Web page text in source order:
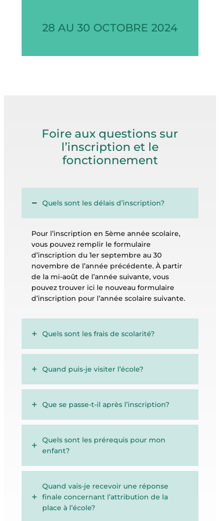
28 AU 30 OCTOBRE 2024
Foire aux questions sur
l’inscription et le
fonctionnement
Quels sont les délais d’inscription?
Pour l’inscription en 5ème année scolaire,
vous pouvez remplir le formulaire
d’inscription du 1er septembre au 30
novembre de l’année précédente. À partir
de la mi-août de l’année suivante, vous
pouvez trouver ici le nouveau formulaire
d’inscription pour l’année scolaire suivante.
Quels sont les frais de scolarité?
Quand puis-je visiter l’école?
Que se passe-t-il après l’inscription?
Quels sont les prérequis pour mon
enfant?
Quand vais-je recevoir une réponse
finale concernant l’attribution de la
place à l’école?